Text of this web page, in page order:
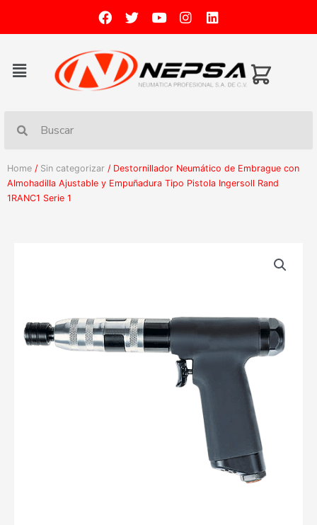
Home / Sin categorizar / Destornillador Neumático de Embrague con
Almohadilla Ajustable y Empuñadura Tipo Pistola Ingersoll Rand
1RANC1 Serie 1